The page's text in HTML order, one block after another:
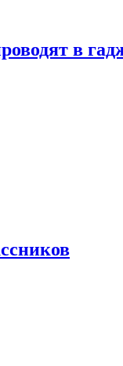
в